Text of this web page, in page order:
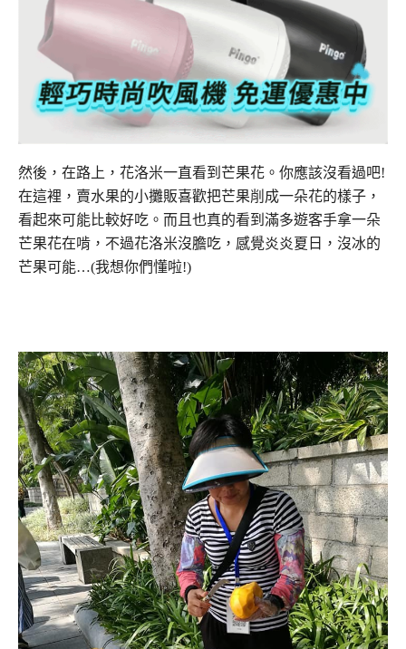
然後，在路上，花洛米一直看到芒果花。你應該沒看過吧!
在這裡，賣水果的小攤販喜歡把芒果削成一朵花的樣子，
看起來可能比較好吃。而且也真的看到滿多遊客手拿一朵
芒果花在啃，不過花洛米沒膽吃，感覺炎炎夏日，沒冰的
芒果可能…(我想你們懂啦!)